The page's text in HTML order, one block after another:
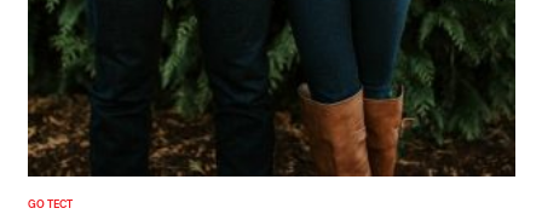
GO ТЕСТ